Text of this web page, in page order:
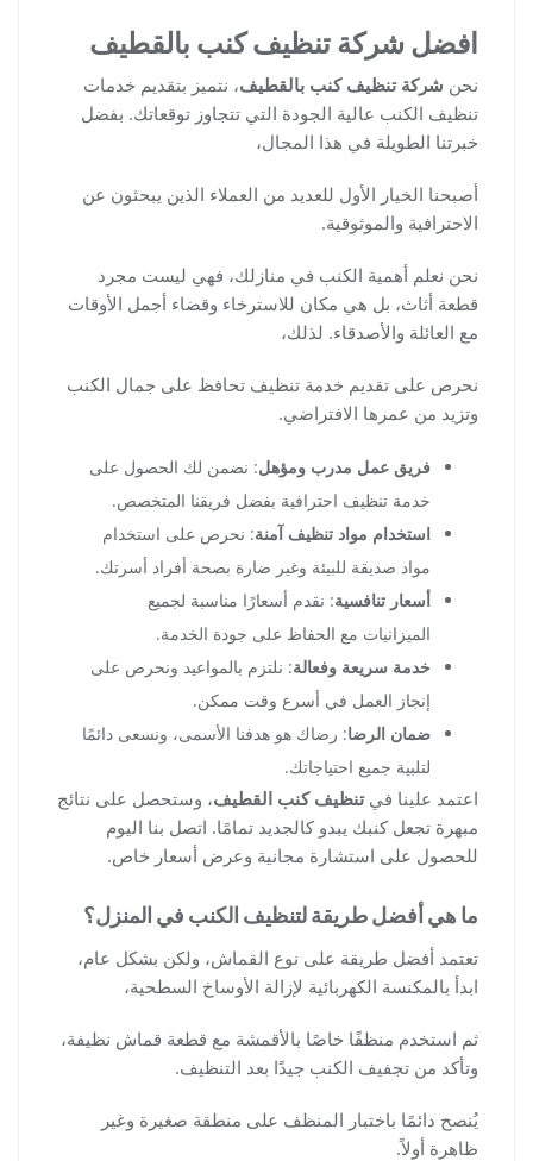
افضل شركة تنظيف كنب بالقطيف
نحن شركة تنظيف كنب بالقطيف، نتميز بتقديم خدمات
تنظيف الكنب عالية الجودة التي تتجاوز توقعاتك. بفضل
خبرتنا الطويلة في هذا المجال،
أصبحنا الخيار الأول للعديد من العملاء الذين يبحثون عن
الاحترافية والموثوقية.
نحن نعلم أهمية الكنب في منازلك، فهي ليست مجرد
قطعة أثاث، بل هي مكان للاسترخاء وقضاء أجمل الأوقات
مع العائلة والأصدقاء. لذلك،
نحرص على تقديم خدمة تنظيف تحافظ على جمال الكنب
وتزيد من عمرها الافتراضي.
فريق عمل مدرب ومؤهل: نضمن لك الحصول على
خدمة تنظيف احترافية بفضل فريقنا المتخصص.
استخدام مواد تنظيف آمنة: نحرص على استخدام
مواد صديقة للبيئة وغير ضارة بصحة أفراد أسرتك.
أسعار تنافسية: نقدم أسعارًا مناسبة لجميع
الميزانيات مع الحفاظ على جودة الخدمة.
خدمة سريعة وفعالة: نلتزم بالمواعيد ونحرص على
إنجاز العمل في أسرع وقت ممكن.
ضمان الرضا: رضاك هو هدفنا الأسمى، ونسعى دائمًا
لتلبية جميع احتياجاتك.
اعتمد علينا فيتنظيف كنب القطيف، وستحصل على نتائج
مبهرة تجعل كنبك يبدو كالجديد تمامًا. اتصل بنا اليوم
للحصول على استشارة مجانية وعرض أسعار خاص.
ما هي أفضل طريقة لتنظيف الكنب في المنزل؟
تعتمد أفضل طريقة على نوع القماش، ولكن بشكل عام،
ابدأ بالمكنسة الكهربائية لإزالة الأوساخ السطحية،
ثم استخدم منظفًا خاصًا بالأقمشة مع قطعة قماش نظيفة،
وتأكد من تجفيف الكنب جيدًا بعد التنظيف.
يُنصح دائمًا باختبار المنظف على منطقة صغيرة وغير
ظاهرة أولاً.